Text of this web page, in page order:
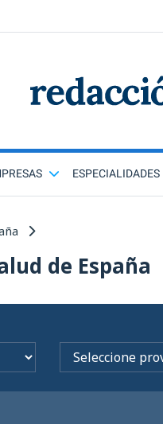
ESPECIALIDADES
de España